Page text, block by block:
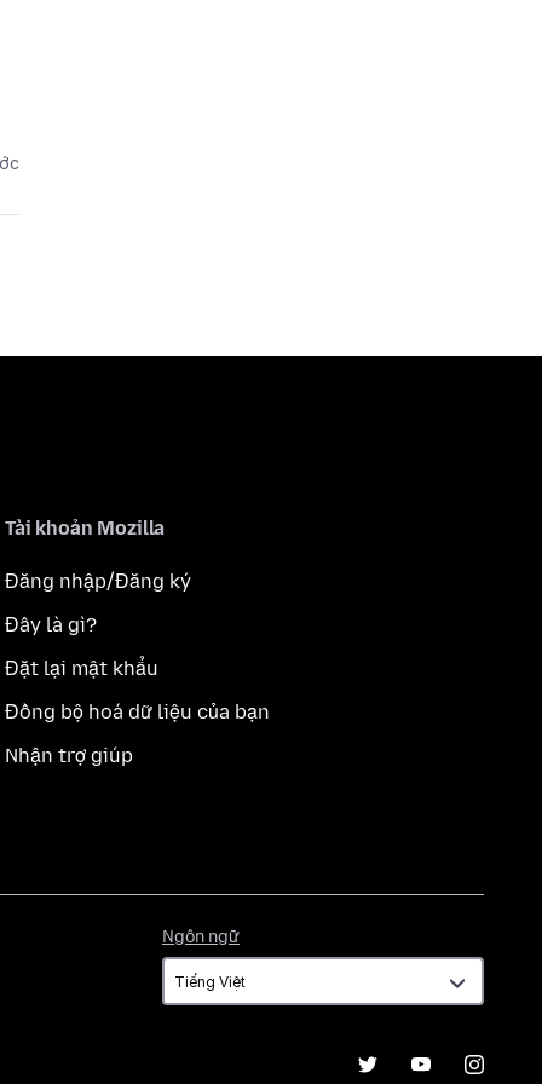
Tài khoản Mozilla
Đăng nhập/Đăng ký
Đây là gì?
Đặt lại mật khẩu
Đồng bộ hoá dữ liệu của bạn
Nhận trợ giúp
Ngôn ngữ
ngữ